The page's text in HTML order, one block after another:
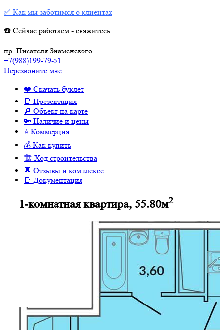
✅ Как мы заботимся о клиентах
☎️ Сейчас работаем - свяжитесь
пр. Писателя Знаменского
+7(988)199-79-51
Перезвоните мне
❤️ Скачать буклет
📑 Презентация
🔎 Объект на карте
🔑 Наличие и цены
⭐️ Коммерция
💰 Как купить
🏗 Ход строительства
💬 Отзывы и комплексе
📑 Документация
1-комнатная квартира, 55.80м2